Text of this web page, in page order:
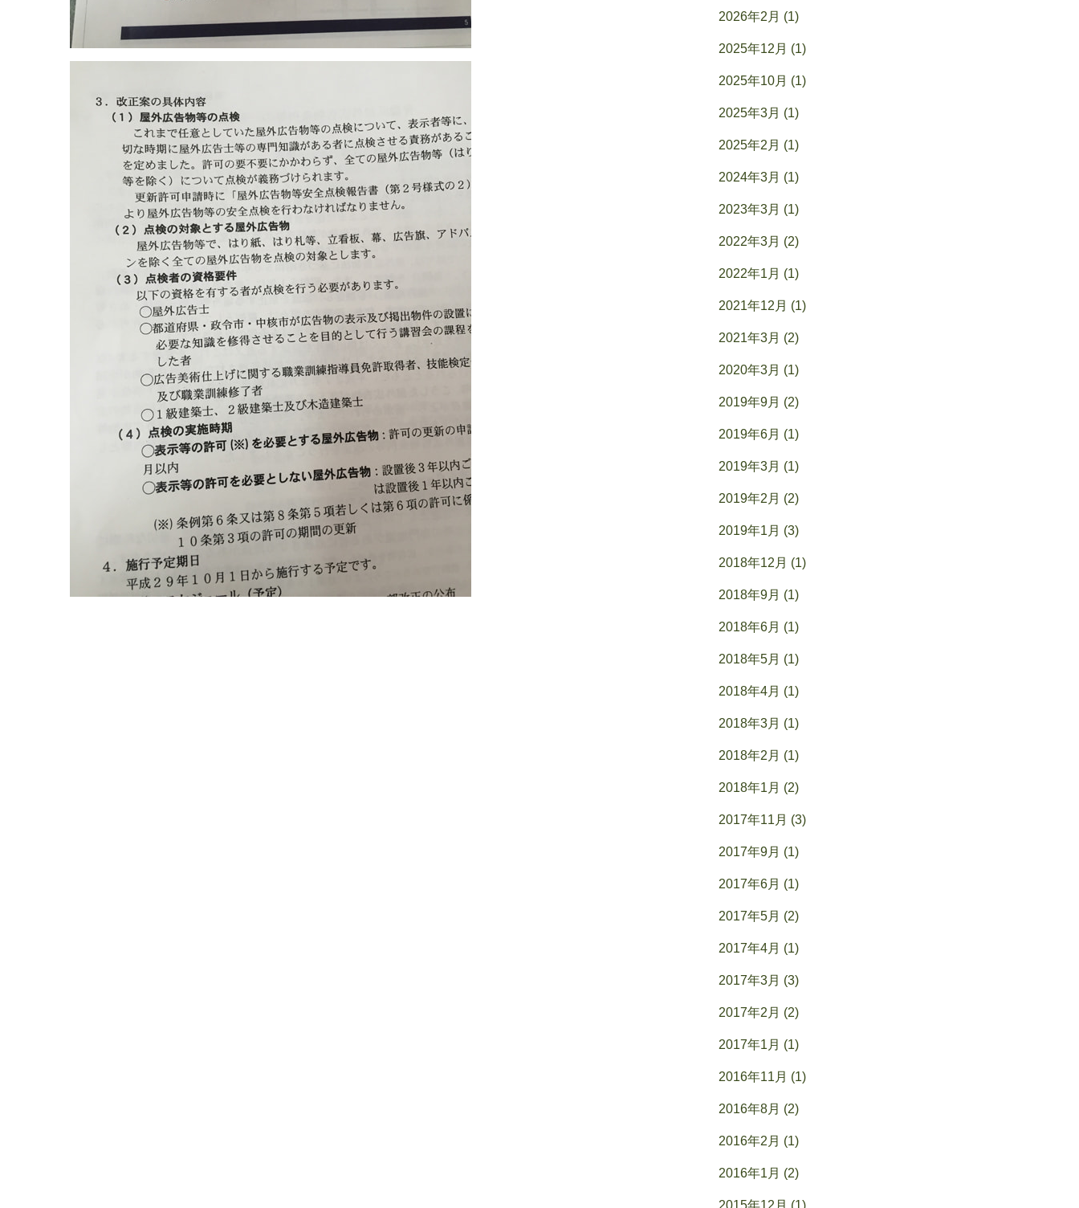
2026年2月 (1)
2025年12月 (1)
2025年10月 (1)
2025年3月 (1)
2025年2月 (1)
2024年3月 (1)
2023年3月 (1)
2022年3月 (2)
2022年1月 (1)
2021年12月 (1)
2021年3月 (2)
2020年3月 (1)
2019年9月 (2)
2019年6月 (1)
2019年3月 (1)
2019年2月 (2)
2019年1月 (3)
2018年12月 (1)
2018年9月 (1)
2018年6月 (1)
2018年5月 (1)
2018年4月 (1)
2018年3月 (1)
2018年2月 (1)
2018年1月 (2)
2017年11月 (3)
2017年9月 (1)
2017年6月 (1)
2017年5月 (2)
2017年4月 (1)
2017年3月 (3)
2017年2月 (2)
2017年1月 (1)
2016年11月 (1)
2016年8月 (2)
2016年2月 (1)
2016年1月 (2)
2015年12月 (1)